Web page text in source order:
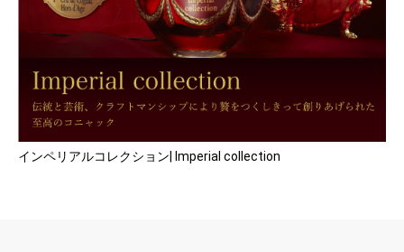
インペリアルコレクション| Imperial collection